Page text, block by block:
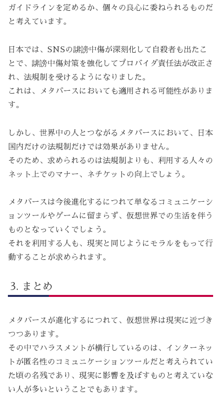
ガイドラインを定めるか、個々の良心に委ねられるものだ
と考えています。
日本では、SNSの誹謗中傷が深刻化して自殺者も出たこ
とで、誹謗中傷対策を強化してプロバイダ責任法が改正さ
れ、法規制を受けるようになりました。
これは、メタバースにおいても適用される可能性がありま
す。
しかし、世界中の人とつながるメタバースにおいて、日本
国内だけの法規制だけでは効果がありません。
そのため、求められるのは法規制よりも、利用する人々の
ネット上でのマナー、ネチケットの向上でしょう。
メタバースは今後進化するにつれて単なるコミュニケーシ
ョンツールやゲームに留まらず、仮想世界での生活を伴う
ものとなっていくでしょう。
それを利用する人も、現実と同じようにモラルをもって行
動することが求められます。
まとめ
メタバースが進化するにつれて、仮想世界は現実に近づき
つつあります。
その中でハラスメントが横行しているのは、インターネッ
トが匿名性のコミュニケーションツールだと考えられてい
た頃の名残であり、現実に影響を及ぼすものと考えていな
い人が多いということでもあります。